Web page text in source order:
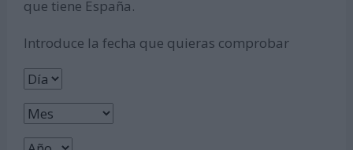
que tiene España.
Introduce la fecha que quieras comprobar